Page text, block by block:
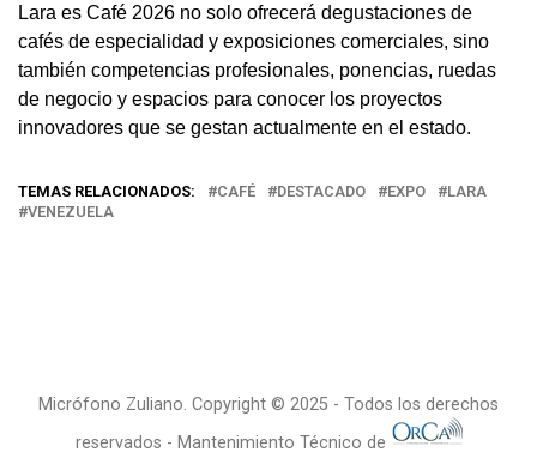
Lara es Café 2026 no solo ofrecerá degustaciones de
cafés de especialidad y exposiciones comerciales, sino
también competencias profesionales, ponencias, ruedas
de negocio y espacios para conocer los proyectos
innovadores que se gestan actualmente en el estado.
TEMAS RELACIONADOS: CAFÉ DESTACADO EXPO
LARA
VENEZUELA
Micrófono Zuliano. Copyright © 2025 - Todos los derechos
reservados - Mantenimiento Técnico de